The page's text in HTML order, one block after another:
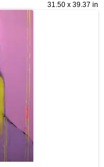
31.50 x 39.37 in